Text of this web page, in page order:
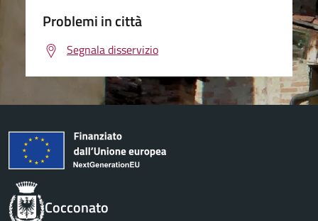
Problemi in città
Segnala disservizio
Cocconato